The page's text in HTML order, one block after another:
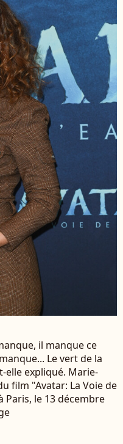
il manque ce
Le vert de la
elle expliqué. Marie-
film "Avatar: La Voie de
Paris, le 13 décembre